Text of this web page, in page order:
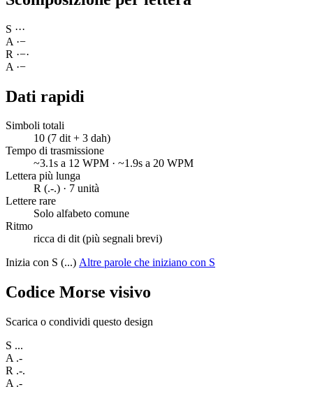
S ···
A ·−
R ·−·
A ·−
Dati rapidi
Simboli totali
10 (7 dit + 3 dah)
Tempo di trasmissione
~3.1s a 12 WPM · ~1.9s a 20 WPM
Lettera più lunga
R (.-.) · 7 unità
Lettere rare
Solo alfabeto comune
Ritmo
ricca di dit (più segnali brevi)
Inizia con S (...) Altre parole che iniziano con S
Codice Morse visivo
Scarica o condividi questo design
S ...
A .-
R .-.
A .-